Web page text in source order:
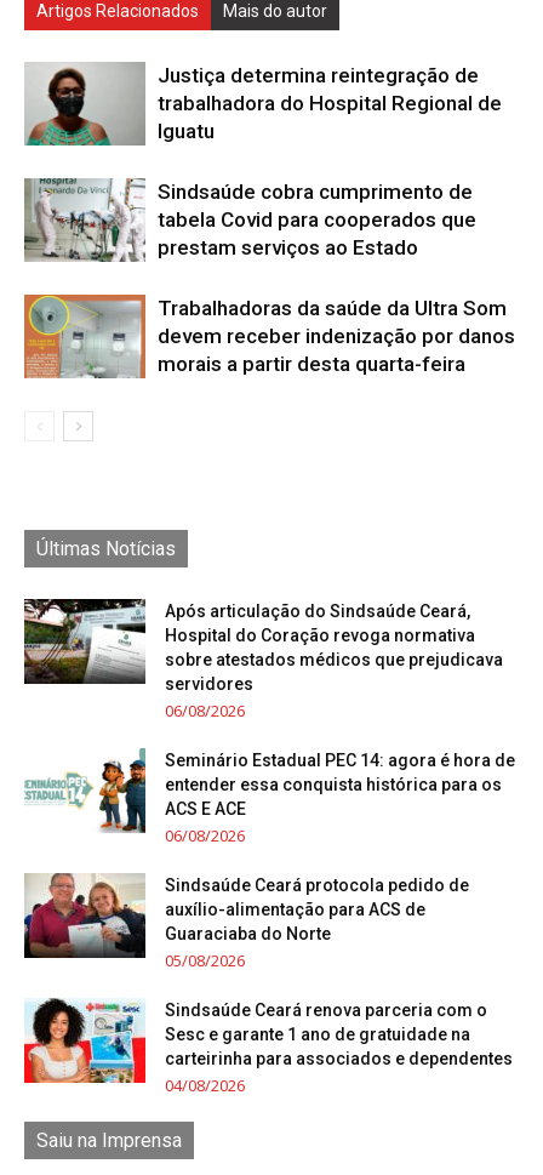
Artigos Relacionados Mais do autor
Justiça determina reintegração de
trabalhadora do Hospital Regional de
Iguatu
Sindsaúde cobra cumprimento de
tabela Covid para cooperados que
prestam serviços ao Estado
Trabalhadoras da saúde da Ultra Som
devem receber indenização por danos
morais a partir desta quarta-feira
Últimas Notícias
Após articulação do Sindsaúde Ceará,
Hospital do Coração revoga normativa
sobre atestados médicos que prejudicava
servidores
06/08/2026
Seminário Estadual PEC 14: agora é hora de
entender essa conquista histórica para os
ACS E ACE
06/08/2026
Sindsaúde Ceará protocola pedido de
auxílio-alimentação para ACS de
Guaraciaba do Norte
05/08/2026
Sindsaúde Ceará renova parceria com o
Sesc e garante 1 ano de gratuidade na
carteirinha para associados e dependentes
04/08/2026
Saiu na Imprensa